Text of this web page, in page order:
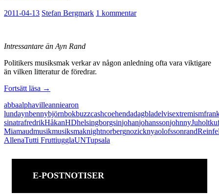
2011-04-13 Stefan Bergmark 1 kommentar
Intressantare än Ayn Rand
Politikers musiksmak verkar av någon anledning ofta vara viktigare
än vilken litteratur de föredrar.
Fortsätt läsa Juholts
intressantare
än
centerextremism
→
abbaalphavilleanniearon
lundaynbennybjörnbokbuzzcashcoehendadagbladelvisextremism
sinatrafredrikHåkanHDhelsingborgsinjohanjohanssonjohnnyJuholt
Miamaudmusikmusiksmaknightnorbergnozicknyaolofssonrand
AllenaTutti FruttiugglaUNTupsala
E-POSTNOTISER